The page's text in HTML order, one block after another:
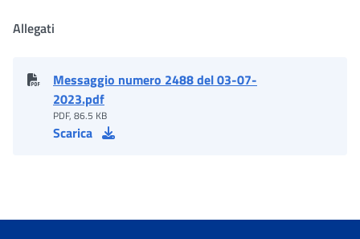
Allegati
Messaggio numero 2488 del 03-07-
2023.pdf
PDF, 86.5 KB
Scarica